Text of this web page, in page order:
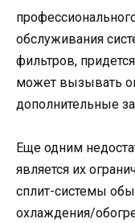
обслуживания
фильтров,
может вызывать
дополнительные
Еще одним
является их
сплит-системы
охлаждения/